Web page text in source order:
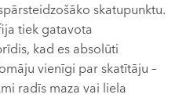
skatupunktu.
tiek gatavota
kad es absolūti
vienīgi par skatītāju –
radīs maza vai liela